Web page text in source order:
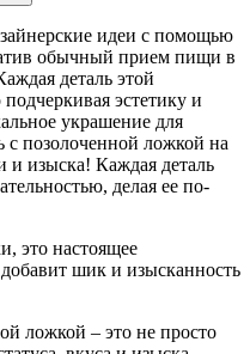
идеи с помощью
обычный прием пищи в
деталь этой
эстетику и
украшение для
с позолоченной ложкой на
и изыска! Каждая деталь
делая ее по-
это настоящее
шик и изысканность
ложкой – это не просто